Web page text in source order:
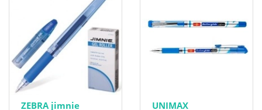
ZEBRA jimnie
UNIMAX